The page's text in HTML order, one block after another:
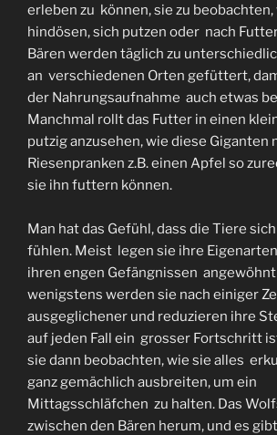
erleben zu können, sie zu beobachten,
hindösen, sich putzen oder nach
Bären werden täglich zu
an verschiedenen Orten gefüttert,
der Nahrungsaufnahme auch etwas
Manchmal rollt das Futter in einen
putzig anzusehen, wie diese Giganten
Riesenpranken z.B. einen Apfel so
sie ihn futtern können.
Man hat das Gefühl, dass die Tiere
fühlen. Meist legen sie ihre
ihren engen Gefängnissen angewöhnt
wenigstens werden sie nach einiger
ausgeglichener und reduzieren ihre
auf jeden Fall ein grosser Fortschritt
sie dann beobachten, wie sie alles
ganz gemächlich ausbreiten, um ein
Mittagsschläfchen zu halten. Das
zwischen den Bären herum, und es